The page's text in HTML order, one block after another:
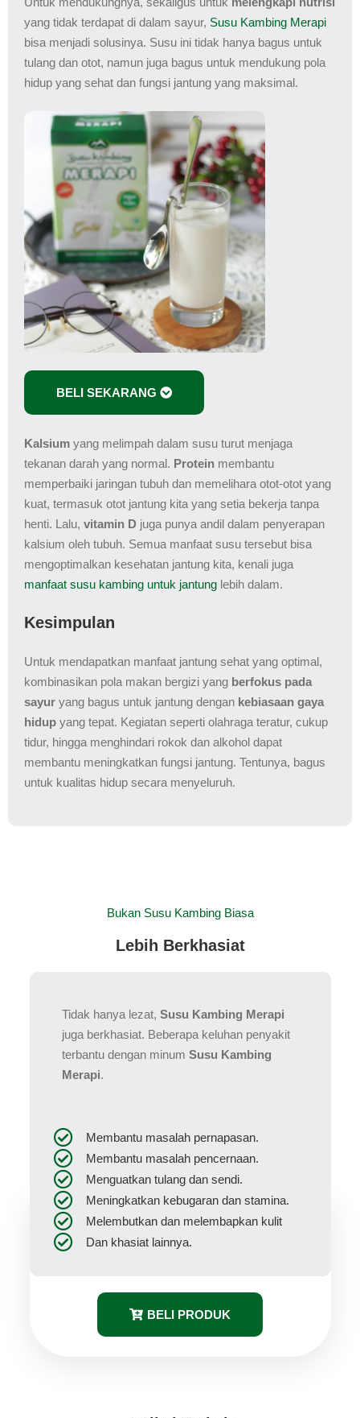
yang tidak terdapat di dalam sayur, Susu Kambing Merapi
bisa menjadi solusinya. Susu ini tidak hanya bagus untuk
tulang dan otot, namun juga bagus untuk mendukung pola
hidup yang sehat dan fungsi jantung yang maksimal.
BELI SEKARANG
Kalsium yang melimpah dalam susu turut menjaga
tekanan darah yang normal. Protein membantu
memperbaiki jaringan tubuh dan memelihara otot-otot yang
kuat, termasuk otot jantung kita yang setia bekerja tanpa
henti. Lalu, vitamin D juga punya andil dalam penyerapan
kalsium oleh tubuh. Semua manfaat susu tersebut bisa
mengoptimalkan kesehatan jantung kita, kenali juga
manfaat susu kambing untuk jantung lebih dalam.
Kesimpulan
Untuk mendapatkan manfaat jantung sehat yang optimal,
kombinasikan pola makan bergizi yang berfokus pada
sayur yang bagus untuk jantung dengan kebiasaan gaya
hidup yang tepat. Kegiatan seperti olahraga teratur, cukup
tidur, hingga menghindari rokok dan alkohol dapat
membantu meningkatkan fungsi jantung. Tentunya, bagus
untuk kualitas hidup secara menyeluruh.
Bukan Susu Kambing Biasa
Lebih Berkhasiat
Tidak hanya lezat, Susu Kambing Merapi
juga berkhasiat. Beberapa keluhan penyakit
terbantu dengan minum Susu Kambing
Merapi.
Membantu masalah pernapasan.
Membantu masalah pencernaan.
Menguatkan tulang dan sendi.
Meningkatkan kebugaran dan stamina.
Melembutkan dan melembapkan kulit
Dan khasiat lainnya.
BELI PRODUK